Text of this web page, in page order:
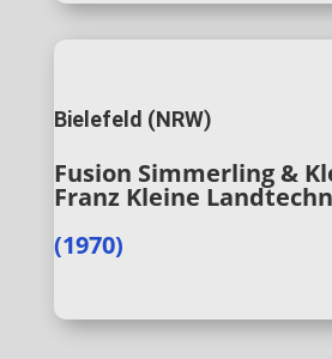
Bielefeld (NRW)
Fusion Simmerling &
Franz Kleine
(1970)